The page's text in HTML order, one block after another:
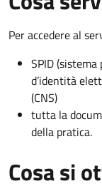
Per accedere al
SPID
d’identità
(CNS)
tutta la
della pratica.
Cosa si